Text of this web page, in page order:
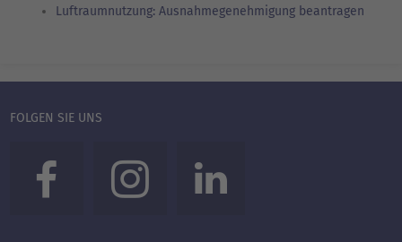
Luftraumnutzung: Ausnahmegenehmigung beantragen
FOLGEN SIE UNS